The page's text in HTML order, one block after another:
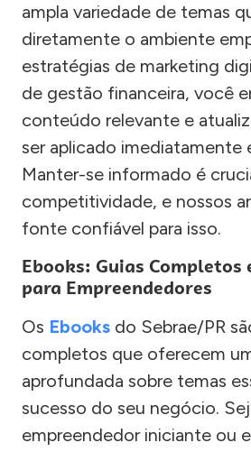
ampla variedade de temas
diretamente o ambiente
estratégias de marketing
de gestão financeira, você
conteúdo relevante e
ser aplicado imediatamente
Manter-se informado é
competitividade, e nossos
fonte confiável para isso.
Ebooks: Guias Completos
para Empreendedores
Os Ebooks do Sebrae/PR
completos que oferecem
aprofundada sobre temas
sucesso do seu negócio.
empreendedor iniciante ou